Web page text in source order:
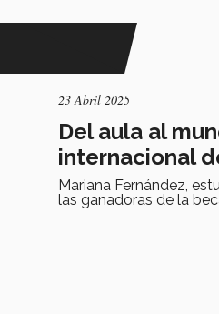
23 Abril 2025
Del aula al
internacional
Mariana Fernández,
las ganadoras de la